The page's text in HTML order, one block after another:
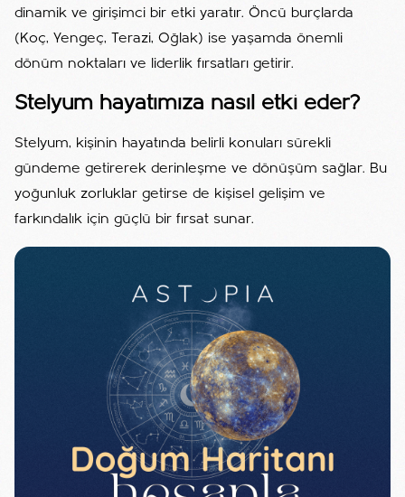
dinamik ve girişimci bir etki yaratır. Öncü burçlarda
(Koç, Yengeç, Terazi, Oğlak) ise yaşamda önemli
dönüm noktaları ve liderlik fırsatları getirir.
Stelyum hayatımıza nasıl etki eder?
Stelyum, kişinin hayatında belirli konuları sürekli
gündeme getirerek derinleşme ve dönüşüm sağlar. Bu
yoğunluk zorluklar getirse de kişisel gelişim ve
farkındalık için güçlü bir fırsat sunar.